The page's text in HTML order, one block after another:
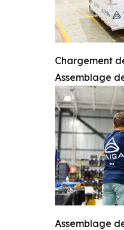
Chargement
Assemblage
Assemblage